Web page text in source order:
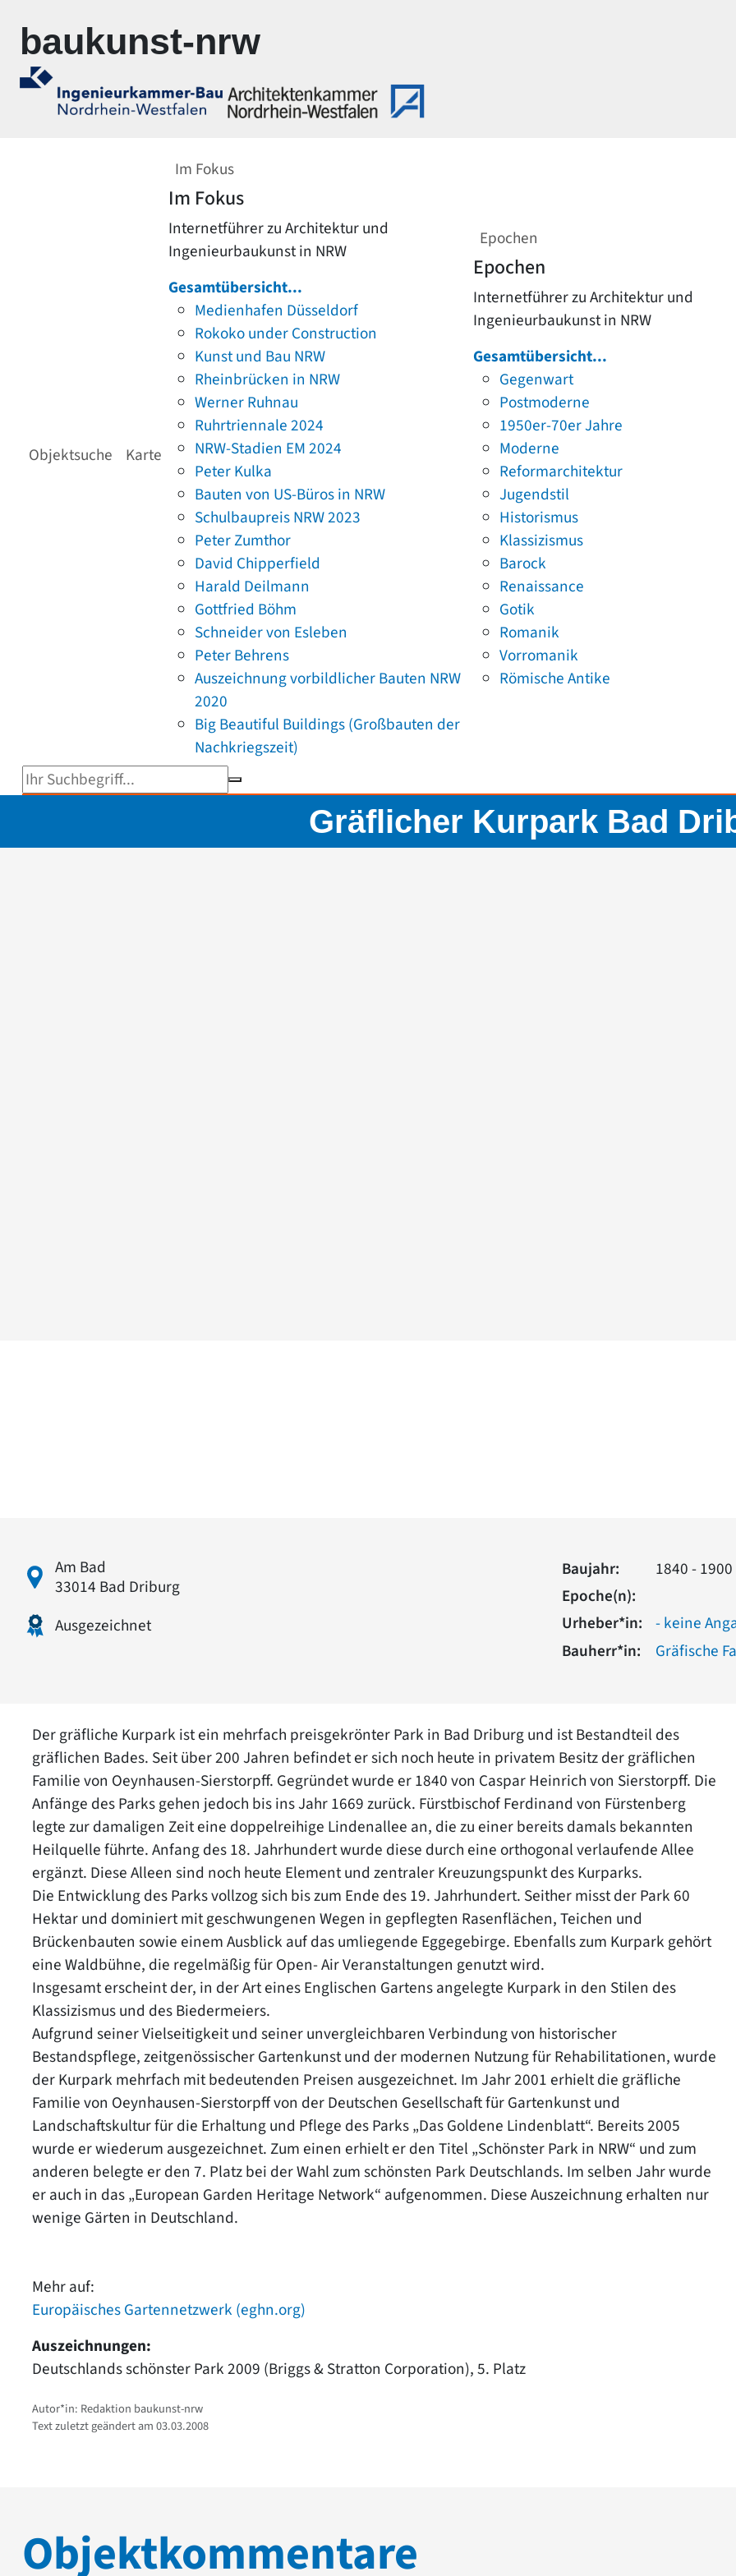
baukunst-nrw
Objektsuche Karte
Im Fokus
Im Fokus
Internetführer zu Architektur und
Ingenieurbaukunst in NRW
Gesamtübersicht...
Medienhafen Düsseldorf
Rokoko under Construction
Kunst und Bau NRW
Rheinbrücken in NRW
Werner Ruhnau
Ruhrtriennale 2024
NRW-Stadien EM 2024
Peter Kulka
Bauten von US-Büros in NRW
Schulbaupreis NRW 2023
Peter Zumthor
David Chipperfield
Harald Deilmann
Gottfried Böhm
Schneider von Esleben
Peter Behrens
Auszeichnung vorbildlicher Bauten NRW
2020
Big Beautiful Buildings (Großbauten der
Nachkriegszeit)
Epochen
Epochen
Internetführer zu Architektur und
Ingenieurbaukunst in NRW
Gesamtübersicht...
Gegenwart
Postmoderne
1950er-70er Jahre
Moderne
Reformarchitektur
Jugendstil
Historismus
Klassizismus
Barock
Renaissance
Gotik
Romanik
Vorromanik
Römische Antike
Suchbegriff eingeben
Gräflicher Kurpark Bad
Am Bad
33014 Bad Driburg
Ausgezeichnet
Baujahr:
1840 - 1900
Epoche(n):
Urheber*in:
- keine
Bauherr*in:
Gräfische
Der gräfliche Kurpark ist ein mehrfach preisgekrönter Park in Bad Driburg und ist Bestandteil des
gräflichen Bades. Seit über 200 Jahren befindet er sich noch heute in privatem Besitz der gräflichen
Familie von Oeynhausen-Sierstorpff. Gegründet wurde er 1840 von Caspar Heinrich von Sierstorpff. Die
Anfänge des Parks gehen jedoch bis ins Jahr 1669 zurück. Fürstbischof Ferdinand von Fürstenberg
legte zur damaligen Zeit eine doppelreihige Lindenallee an, die zu einer bereits damals bekannten
Heilquelle führte. Anfang des 18. Jahrhundert wurde diese durch eine orthogonal verlaufende Allee
ergänzt. Diese Alleen sind noch heute Element und zentraler Kreuzungspunkt des Kurparks.
Die Entwicklung des Parks vollzog sich bis zum Ende des 19. Jahrhundert. Seither misst der Park 60
Hektar und dominiert mit geschwungenen Wegen in gepflegten Rasenflächen, Teichen und
Brückenbauten sowie einem Ausblick auf das umliegende Eggegebirge. Ebenfalls zum Kurpark gehört
eine Waldbühne, die regelmäßig für Open- Air Veranstaltungen genutzt wird.
Insgesamt erscheint der, in der Art eines Englischen Gartens angelegte Kurpark in den Stilen des
Klassizismus und des Biedermeiers.
Aufgrund seiner Vielseitigkeit und seiner unvergleichbaren Verbindung von historischer
Bestandspflege, zeitgenössischer Gartenkunst und der modernen Nutzung für Rehabilitationen, wurde
der Kurpark mehrfach mit bedeutenden Preisen ausgezeichnet. Im Jahr 2001 erhielt die gräfliche
Familie von Oeynhausen-Sierstorpff von der Deutschen Gesellschaft für Gartenkunst und
Landschaftskultur für die Erhaltung und Pflege des Parks „Das Goldene Lindenblatt“. Bereits 2005
wurde er wiederum ausgezeichnet. Zum einen erhielt er den Titel „Schönster Park in NRW“ und zum
anderen belegte er den 7. Platz bei der Wahl zum schönsten Park Deutschlands. Im selben Jahr wurde
er auch in das „European Garden Heritage Network“ aufgenommen. Diese Auszeichnung erhalten nur
wenige Gärten in Deutschland.
Mehr auf:
Europäisches Gartennetzwerk (eghn.org)
Auszeichnungen:
Deutschlands schönster Park 2009 (Briggs & Stratton Corporation), 5. Platz
Autor*in: Redaktion baukunst-nrw
Text zuletzt geändert am 03.03.2008
Objektkommentare